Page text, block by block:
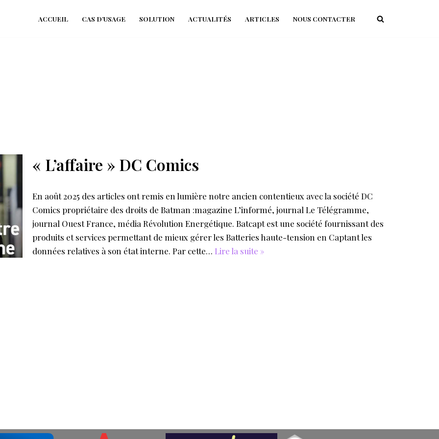
ACCUEIL CAS D’USAGE SOLUTION ACTUALITÉS ARTICLES NOUS CONTACTER
« L’affaire » DC Comics
En août 2025 des articles ont remis en lumière notre ancien contentieux avec la société DC
Comics propriétaire des droits de Batman :magazine L’informé, journal Le Télégramme,
journal Ouest France, média Révolution Energétique. Batcapt est une société fournissant des
produits et services permettant de mieux gérer les Batteries haute-tension en Captant les
données relatives à son état interne. Par cette… Lire la suite »